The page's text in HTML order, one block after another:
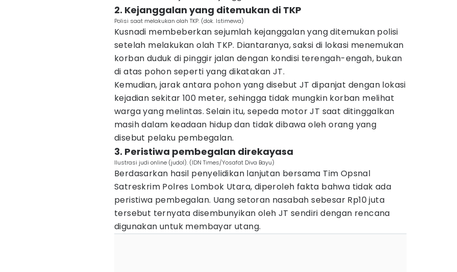
2. Kejanggalan yang ditemukan di TKP
Polisi saat melakukan olah TKP. (dok. Istimewa)
Kusnadi membeberkan sejumlah kejanggalan yang ditemukan polisi
setelah melakukan olah TKP. Diantaranya, saksi di lokasi menemukan
korban duduk di pinggir jalan dengan kondisi terengah-engah, bukan
di atas pohon seperti yang dikatakan JT.
Kemudian, jarak antara pohon yang disebut JT dipanjat dengan lokasi
kejadian sekitar 100 meter, sehingga tidak mungkin korban melihat
warga yang melintas. Selain itu, sepeda motor JT saat ditinggalkan
masih dalam keadaan hidup dan tidak dibawa oleh orang yang
disebut pelaku pembegalan.
3. Peristiwa pembegalan direkayasa
Ilustrasi judi online (judol). (IDN Times/Yosafat Diva Bayu)
Berdasarkan hasil penyelidikan lanjutan bersama Tim Opsnal
Satreskrim Polres Lombok Utara, diperoleh fakta bahwa tidak ada
peristiwa pembegalan. Uang setoran nasabah sebesar Rp10 juta
tersebut ternyata disembunyikan oleh JT sendiri dengan rencana
digunakan untuk membayar utang.